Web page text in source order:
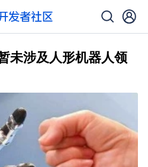
未涉及人形机器人领